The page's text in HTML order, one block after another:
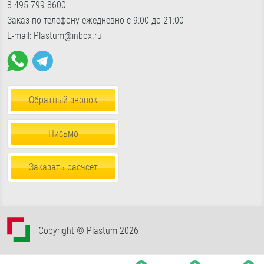
Фурнитура для окон
Пена, герметики, клей
Доставка по России
Пн-Пт с 9:00 до 18:00, Сб-Вс с 10:30 до 17:00
8 495 799 8600
Заказ по телефону ежедневно с 9:00 до 21:00
E-mail: Plastum@inbox.ru
Обратный звонок
Письмо
Заказать расчсет
Copyright © Plastum 2026